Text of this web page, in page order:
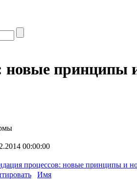
новые принципы
00:00:00
процессов: новые принципы и
Имя